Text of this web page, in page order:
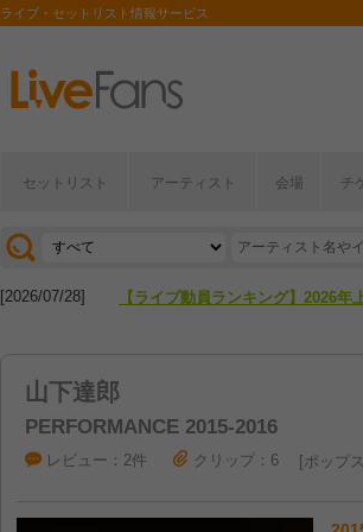
ライブ・セットリスト情報サービス
セットリスト アーティスト 会場 チ
[2026/04/27] 【フェス特集2026】フェス情報は
[2026/07/28] 【ライブ動員ランキング】2026年
[2026/07/28] 【ライブ動員ランキング】2026年
山下達郎
PERFORMANCE 2015-2016
レビュー：2件 クリップ：6 ポップ